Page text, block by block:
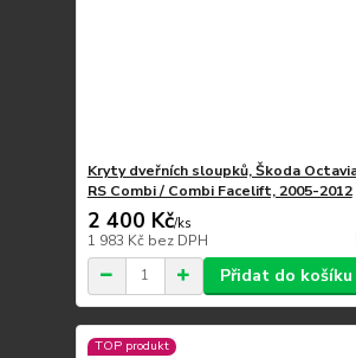
Kryty dveřních sloupků, Škoda
RS Combi / Combi Facelift, 2005-2012
2 400 Kč/ks
1 983 Kč bez DPH
Přidat do košíku
TOP produkt